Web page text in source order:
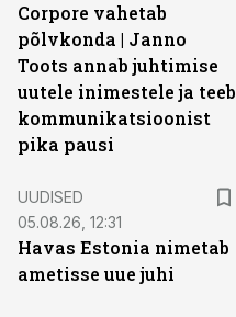
Corpore vahetab
põlvkonda | Janno
Toots annab juhtimise
uutele inimestele ja teeb
kommunikatsioonist
pika pausi
UUDISED
05.08.26, 12:31
Havas Estonia nimetab
ametisse uue juhi